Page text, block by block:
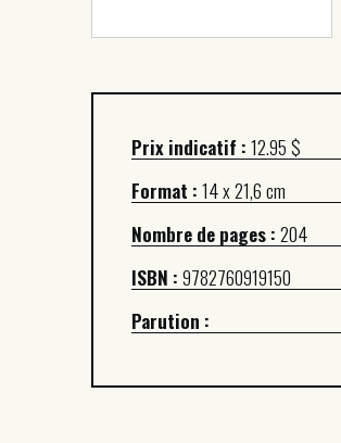
Prix indicatif :12.95 $
Format :14 x 21,6 cm
Nombre de pages :204
ISBN :9782760919150
Parution :